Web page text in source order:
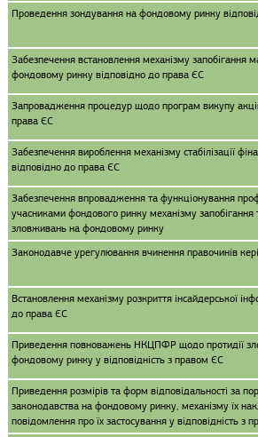
Проведення зондування на фондовому ринку
Забезпечення встановлення механізму запобігання
фондовому ринку відповідно до права ЄС
Запровадження процедур щодо програм викупу
права ЄС
Забезпечення вироблення механізму стабілізації
відповідно до права ЄС
Забезпечення впровадження та функціонування
учасниками фондового ринку механізму запобігання
зловживань на фондовому ринку
Законодавче урегулювання вчинення правочинів
Встановлення механізму розкриття інсайдерської
до права ЄС
Приведення повноважень НКЦПФР щодо протидії
фондовому ринку у відповідність з правом ЄС
Приведення розмірів та форм відповідальності за
законодавства на фондовому ринку, механізму їх
повідомлення про їх застосування у відповідність з